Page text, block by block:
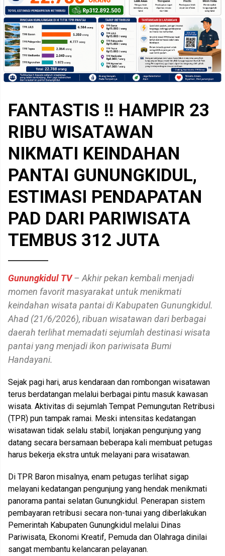
FANTASTIS !! HAMPIR 23
RIBU WISATAWAN
NIKMATI KEINDAHAN
PANTAI GUNUNGKIDUL,
ESTIMASI PENDAPATAN
PAD DARI PARIWISATA
TEMBUS 312 JUTA
Gunungkidul TV– Akhir pekan kembali menjadi
momen favorit masyarakat untuk menikmati
keindahan wisata pantai di Kabupaten Gunungkidul.
Ahad (21/6/2026), ribuan wisatawan dari berbagai
daerah terlihat memadati sejumlah destinasi wisata
pantai yang menjadi ikon pariwisata Bumi
Handayani.
Sejak pagi hari, arus kendaraan dan rombongan wisatawan
terus berdatangan melalui berbagai pintu masuk kawasan
wisata. Aktivitas di sejumlah Tempat Pemungutan Retribusi
(TPR) pun tampak ramai. Meski intensitas kedatangan
wisatawan tidak selalu stabil, lonjakan pengunjung yang
datang secara bersamaan beberapa kali membuat petugas
harus bekerja ekstra untuk melayani para wisatawan.
Di TPR Baron misalnya, enam petugas terlihat sigap
melayani kedatangan pengunjung yang hendak menikmati
panorama pantai selatan Gunungkidul. Penerapan sistem
pembayaran retribusi secara non-tunai yang diberlakukan
Pemerintah Kabupaten Gunungkidul melalui Dinas
Pariwisata, Ekonomi Kreatif, Pemuda dan Olahraga dinilai
sangat membantu kelancaran pelayanan.